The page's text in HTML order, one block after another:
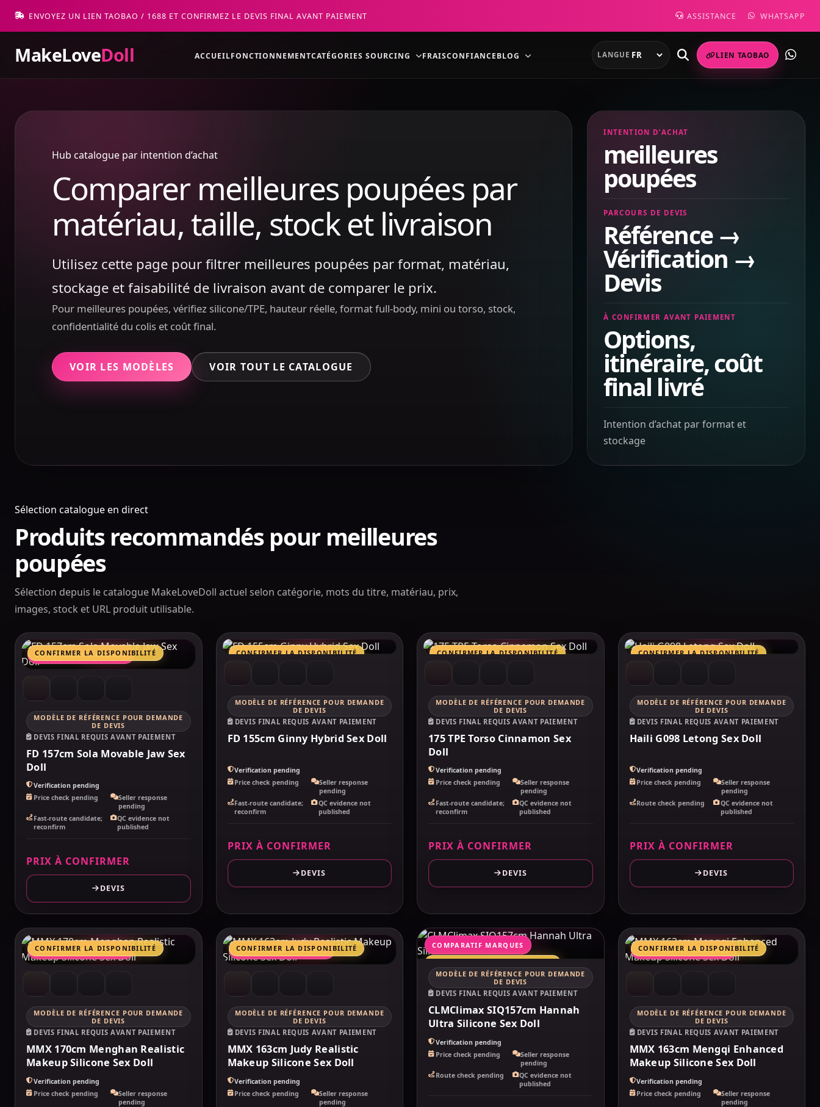
ENVOYEZ UN LIEN TAOBAO / 1688 ET CONFIRMEZ LE DEVIS FINAL AVANT PAIEMENT ASSISTANCE WHATSAPP
MakeLoveDoll ACCUEILFONCTIONNEMENTCATÉGORIES SOURCING FRAISCONFIANCEBLOG LANGUE LIEN TAOBAO
Hub catalogue par intention d’achat
Comparer meilleures poupées par
matériau, taille, stock et livraison
Utilisez cette page pour filtrer meilleures poupées par format, matériau,
stockage et faisabilité de livraison avant de comparer le prix.
Pour meilleures poupées, vérifiez silicone/TPE, hauteur réelle, format full-body, mini ou torso, stock,
confidentialité du colis et coût final.
VOIR LES MODÈLES VOIR TOUT LE CATALOGUE
INTENTION D’ACHAT
meilleures
poupées
PARCOURS DE DEVIS
Référence →
Vérification →
Devis
À CONFIRMER AVANT PAIEMENT
Options,
itinéraire, coût
final livré
Intention d’achat par format et
stockage
Sélection catalogue en direct
Produits recommandés pour meilleures
poupées
Sélection depuis le catalogue MakeLoveDoll actuel selon catégorie, mots du titre, matériau, prix,
images, stock et URL produit utilisable.
MAKELOVEDOLL
COMPARATIF MARQUES
CONFIRMER LA DISPONIBILITÉ
FDMODÈLE DE RÉFÉRENCE POUR DEMANDE
DE DEVIS
DEVIS FINAL REQUIS AVANT PAIEMENT
FD 157cm Sola Movable Jaw Sex
Doll
Verification pending
Price check pending
Seller response
pending
Fast-route candidate;
reconfirm
QC evidence not
published
PRIX À CONFIRMER
DEVIS
MAKELOVEDOLL
COMPARATIF MARQUES
CONFIRMER LA DISPONIBILITÉ
FDMODÈLE DE RÉFÉRENCE POUR DEMANDE
DE DEVIS
DEVIS FINAL REQUIS AVANT PAIEMENT
FD 155cm Ginny Hybrid Sex Doll
Verification pending
Price check pending
Seller response
pending
Fast-route candidate;
reconfirm
QC evidence not
published
PRIX À CONFIRMER
DEVIS
MAKELOVEDOLL
COMPARATIF MARQUES
CONFIRMER LA DISPONIBILITÉ
CLMCLIMAX
MODÈLE DE RÉFÉRENCE POUR DEMANDE
DE DEVIS
DEVIS FINAL REQUIS AVANT PAIEMENT
175 TPE Torso Cinnamon Sex
Doll
Verification pending
Price check pending
Seller response
pending
Fast-route candidate;
reconfirm
QC evidence not
published
PRIX À CONFIRMER
DEVIS
MAKELOVEDOLL
COMPARATIF MARQUES
CONFIRMER LA DISPONIBILITÉ
HAILI
MODÈLE DE RÉFÉRENCE POUR DEMANDE
DE DEVIS
DEVIS FINAL REQUIS AVANT PAIEMENT
Haili G098 Letong Sex Doll
Verification pending
Price check pending
Seller response
pending
Route check pending
QC evidence not
published
PRIX À CONFIRMER
DEVIS
MAKELOVEDOLL
COMPARATIF MARQUES
CONFIRMER LA DISPONIBILITÉ
MMX
MODÈLE DE RÉFÉRENCE POUR DEMANDE
DE DEVIS
DEVIS FINAL REQUIS AVANT PAIEMENT
MMX 170cm Menghan Realistic
Makeup Silicone Sex Doll
Verification pending
Price check pending
Seller response
pending
MAKELOVEDOLL
COMPARATIF MARQUES
CONFIRMER LA DISPONIBILITÉ
MMX
MODÈLE DE RÉFÉRENCE POUR DEMANDE
DE DEVIS
DEVIS FINAL REQUIS AVANT PAIEMENT
MMX 163cm Judy Realistic
Makeup Silicone Sex Doll
Verification pending
Price check pending
Seller response
pending
MAKELOVEDOLL
COMPARATIF MARQUES
CLMCLIMAX
MODÈLE DE RÉFÉRENCE POUR DEMANDE
DE DEVIS
DEVIS FINAL REQUIS AVANT PAIEMENT
CLMClimax SIQ157cm Hannah
Ultra Silicone Sex Doll
Verification pending
Price check pending
Seller response
pending
Route check pending
QC evidence not
published
MAKELOVEDOLL
COMPARATIF MARQUES
CONFIRMER LA DISPONIBILITÉ
MMX
MODÈLE DE RÉFÉRENCE POUR DEMANDE
DE DEVIS
DEVIS FINAL REQUIS AVANT PAIEMENT
MMX 163cm Mengqi Enhanced
Makeup Silicone Sex Doll
Verification pending
Price check pending
Seller response
pending